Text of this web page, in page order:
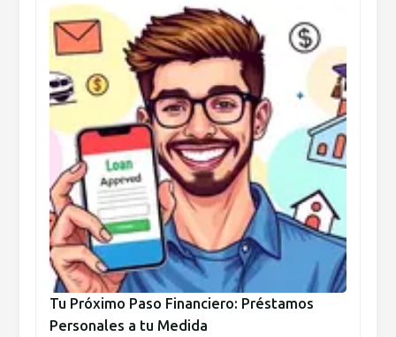
Tu Próximo Paso Financiero: Préstamos
Personales a tu Medida